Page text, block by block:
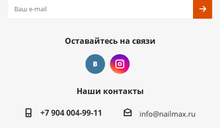
Оставайтесь на связи
Наши контакты
+7 904 004-99-11
info@nailmax.ru